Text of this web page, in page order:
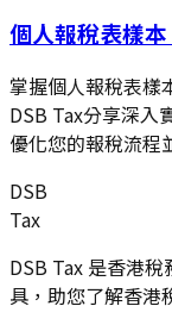
個人報稅表樣
掌握個人報稅表樣
DSB Tax分享深入
優化您的報稅流程
DSB
Tax
DSB Tax 是香港
具，助您了解香港